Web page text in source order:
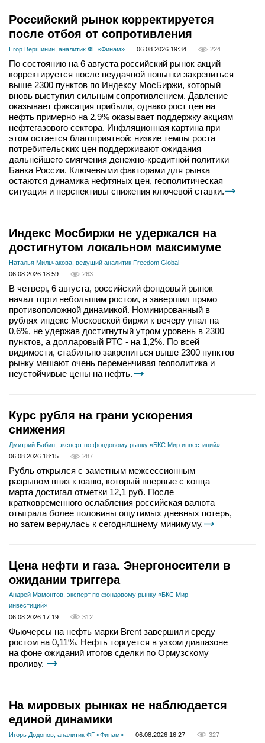
Российский рынок корректируется
после отбоя от сопротивления
Егор Вершинин, аналитик ФГ «Финам» 06.08.2026 19:34 224
По состоянию на 6 августа российский рынок акций
корректируется после неудачной попытки закрепиться
выше 2300 пунктов по Индексу МосБиржи, который
вновь выступил сильным сопротивлением. Давление
оказывает фиксация прибыли, однако рост цен на
нефть примерно на 2,9% оказывает поддержку акциям
нефтегазового сектора. Инфляционная картина при
этом остается благоприятной: низкие темпы роста
потребительских цен поддерживают ожидания
дальнейшего смягчения денежно-кредитной политики
Банка России. Ключевыми факторами для рынка
остаются динамика нефтяных цен, геополитическая
ситуация и перспективы снижения ключевой ставки.
Индекс Мосбиржи не удержался на
достигнутом локальном максимуме
Наталья Мильчакова, ведущий аналитик Freedom Global
06.08.2026 18:59
263
В четверг, 6 августа, российский фондовый рынок
начал торги небольшим ростом, а завершил прямо
противоположной динамикой. Номинированный в
рублях индекс Московской биржи к вечеру упал на
0,6%, не удержав достигнутый утром уровень в 2300
пунктов, а долларовый РТС - на 1,2%. По всей
видимости, стабильно закрепиться выше 2300 пунктов
рынку мешают очень переменчивая геополитика и
неустойчивые цены на нефть.
Курс рубля на грани ускорения
снижения
Дмитрий Бабин, эксперт по фондовому рынку «БКС Мир инвестиций»
06.08.2026 18:15
287
Рубль открылся с заметным межсессионным
разрывом вниз к юаню, который впервые с конца
марта достигал отметки 12,1 руб. После
кратковременного ослабления российская валюта
отыграла более половины ощутимых дневных потерь,
но затем вернулась к сегодняшнему минимуму.
Цена нефти и газа. Энергоносители в
ожидании триггера
Андрей Мамонтов, эксперт по фондовому рынку «БКС Мир
инвестиций»
06.08.2026 17:19
312
Фьючерсы на нефть марки Brent завершили среду
ростом на 0,11%. Нефть торгуется в узком диапазоне
на фоне ожиданий итогов сделки по Ормузскому
проливу.
На мировых рынках не наблюдается
единой динамики
Игорь Додонов, аналитик ФГ «Финам» 06.08.2026 16:27 327